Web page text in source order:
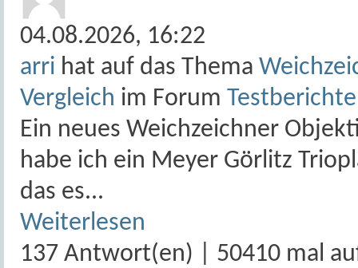
04.08.2026, 16:22
arri hat auf das Thema
Vergleich im Forum
Ein neues Weichzeichner
habe ich ein Meyer Görlitz
das es...
Weiterlesen
137 Antwort(en) | 50410 mal